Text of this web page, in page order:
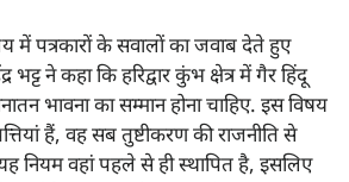
में पत्रकारों के सवालों का जवाब देते हुए
भट्ट ने कहा कि हरिद्वार कुंभ क्षेत्र में गैर हिंदू
भावना का सम्मान होना चाहिए. इस विषय
हैं, वह सब तुष्टीकरण की राजनीति से
नियम वहां पहले से ही स्थापित है, इसलिए